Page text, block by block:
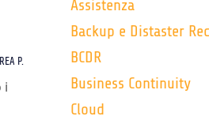
P.
i
Assistenza
Backup e Distaster
BCDR
Business Continuity
Cloud